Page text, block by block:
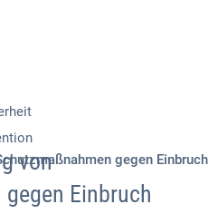
gegen Einbruch
von
Einbruch